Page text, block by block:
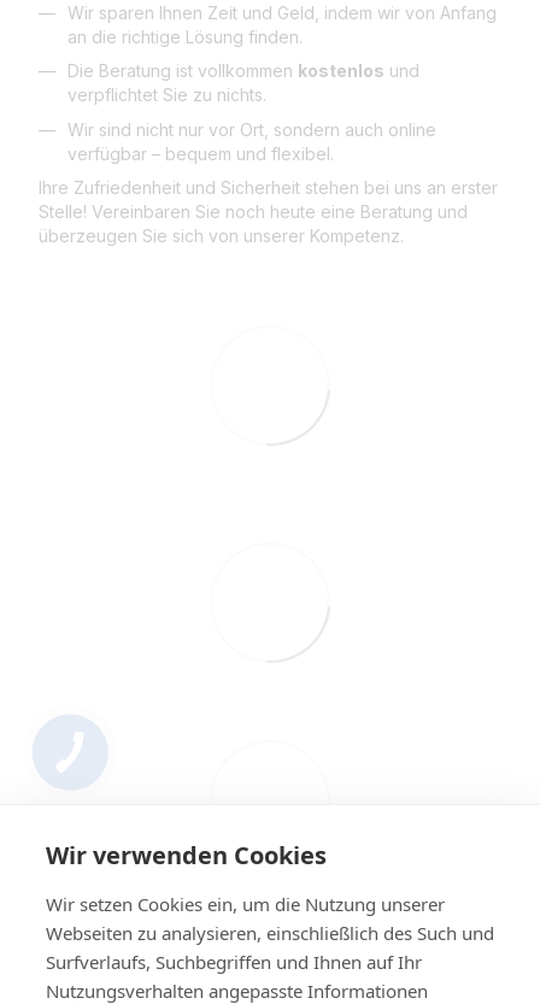
Wir sparen Ihnen Zeit und Geld, indem wir von Anfang
an die richtige Lösung finden.
Die Beratung ist vollkommen kostenlos und
verpflichtet Sie zu nichts.
Wir sind nicht nur vor Ort, sondern auch online
verfügbar – bequem und flexibel.
Ihre Zufriedenheit und Sicherheit stehen bei uns an erster
Stelle! Vereinbaren Sie noch heute eine Beratung und
überzeugen Sie sich von unserer Kompetenz.
Wir verwenden Cookies
Wir setzen Cookies ein, um die Nutzung unserer
Webseiten zu analysieren, einschließlich des Such und
Surfverlaufs, Suchbegriffen und Ihnen auf Ihr
Nutzungsverhalten angepasste Informationen